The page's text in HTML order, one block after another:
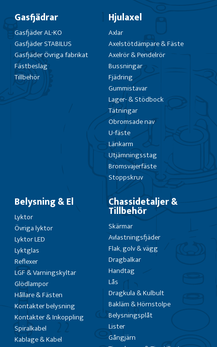
Gasfjädrar
Gasfjäder AL-KO
Gasfjäder STABILUS
Gasfjäder Övriga fabrikat
Fästbeslag
Tillbehör
Hjulaxel
Axlar
Axelstötdämpare & Fäste
Axelrör & Pendelrör
Bussningar
Fjädring
Gummistavar
Lager- & Stödbock
Tätningar
Obromsade nav
U-fäste
Länkarm
Utjämningsstag
Bromsvajerfäste
Stoppskruv
Belysning & El
Lyktor
Övriga lyktor
Lyktor LED
Lyktglas
Reflexer
LGF & Varningskyltar
Glödlampor
Hållare & Fästen
Kontakter belysning
Kontakter & Inkoppling
Spiralkabel
Kablage & Kabel
Chassidetaljer &
Tillbehör
Skärmar
Avlastningsfjäder
Flak, golv & vägg
Dragbalkar
Handtag
Lås
Dragkula & Kulbult
Bakläm & Hörnstolpe
Belysningsplåt
Lister
Gångjärn